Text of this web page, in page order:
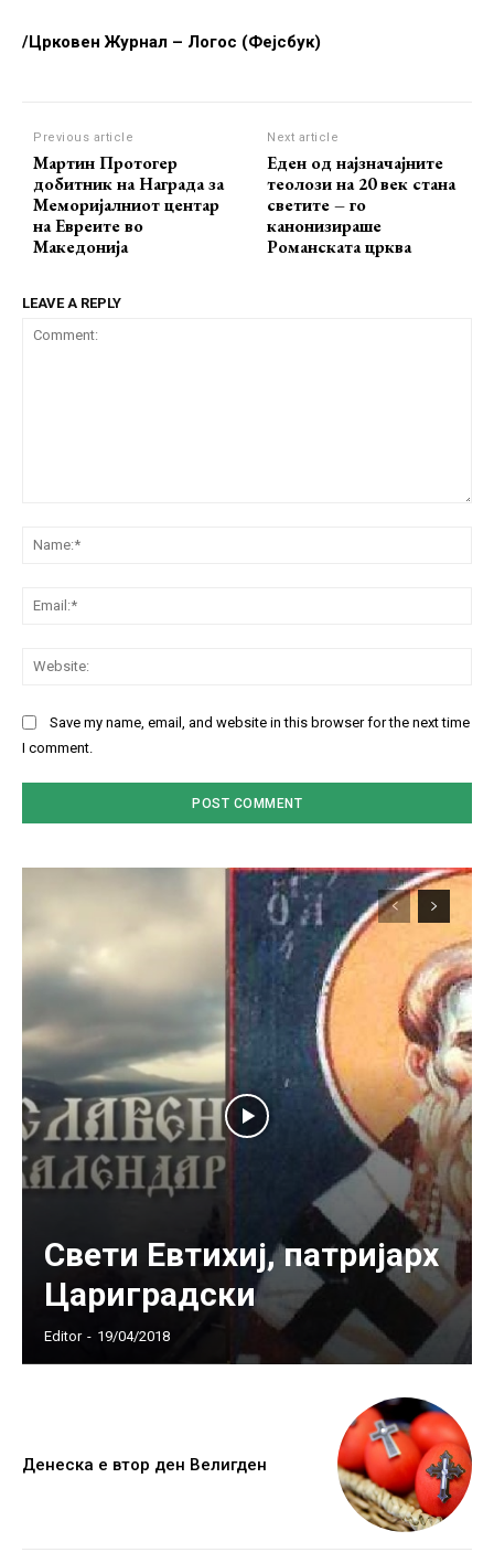
/Црковен Журнал – Логос (Фејсбук)
Previous article
Мартин Протогер
добитник на Награда за
Меморијалниот центар
на Евреите во
Македонија
Next article
Еден од најзначајните
теолози на 20 век стана
светите – го
канонизираше
Романската црква
LEAVE A REPLY
Save my name, email, and website in this browser for the next time
I comment.
Свети Евтихиј, патријарх
Цариградски
Editor - 19/04/2018
Денеска е втор ден Велигден